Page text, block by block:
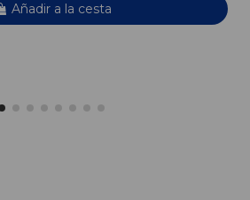
Añadir a la cesta